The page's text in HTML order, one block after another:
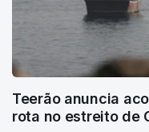
Teerão anuncia
rota no estreito de